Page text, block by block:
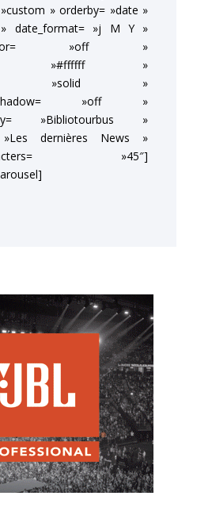
» orderby= »date »
date_format= »j M Y »
»off »
»#ffffff »
»solid »
»off »
»Bibliotourbus »
»Les dernières News »
»45″]